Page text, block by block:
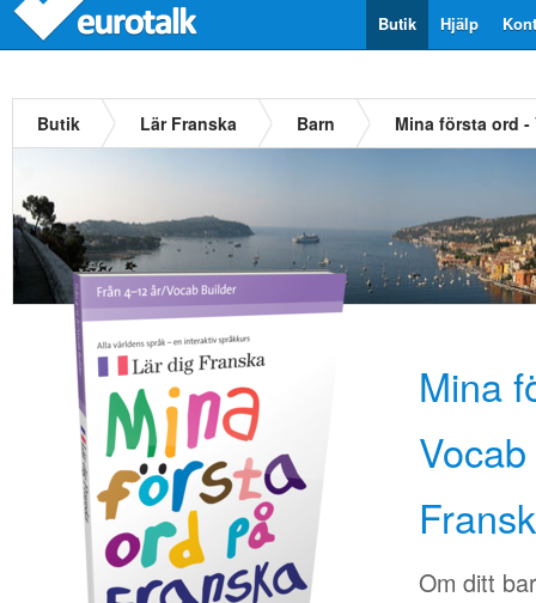
Hjälp
Butik
Butik Lär Franska Barn Mina första ord
Mina
Om ditt